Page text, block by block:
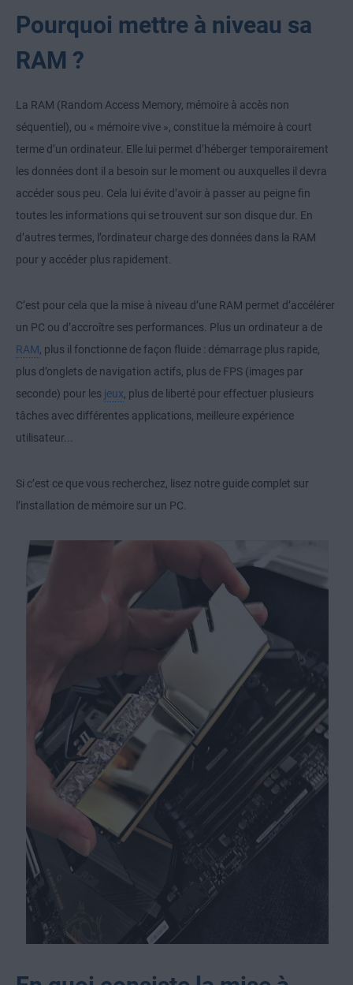
Pourquoi mettre à niveau sa
RAM ?
La RAM (Random Access Memory, mémoire à accès non
séquentiel), ou « mémoire vive », constitue la mémoire à court
terme d’un ordinateur. Elle lui permet d’héberger temporairement
les données dont il a besoin sur le moment ou auxquelles il devra
accéder sous peu. Cela lui évite d’avoir à passer au peigne fin
toutes les informations qui se trouvent sur son disque dur. En
d’autres termes, l’ordinateur charge des données dans la RAM
pour y accéder plus rapidement.
C’est pour cela que la mise à niveau d’une RAM permet d’accélérer
un PC ou d’accroître ses performances. Plus un ordinateur a de
RAM, plus il fonctionne de façon fluide : démarrage plus rapide,
plus d’onglets de navigation actifs, plus de FPS (images par
seconde) pour les jeux, plus de liberté pour effectuer plusieurs
tâches avec différentes applications, meilleure expérience
utilisateur...
Si c’est ce que vous recherchez, lisez notre guide complet sur
l’installation de mémoire sur un PC.